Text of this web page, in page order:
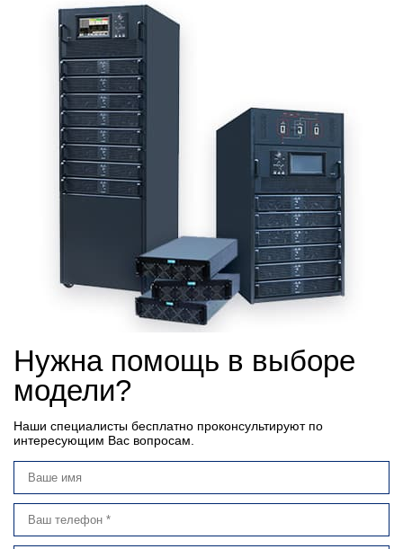
Нужна помощь в выборе
модели?
Наши специалисты бесплатно проконсультируют по
интересующим Вас вопросам.